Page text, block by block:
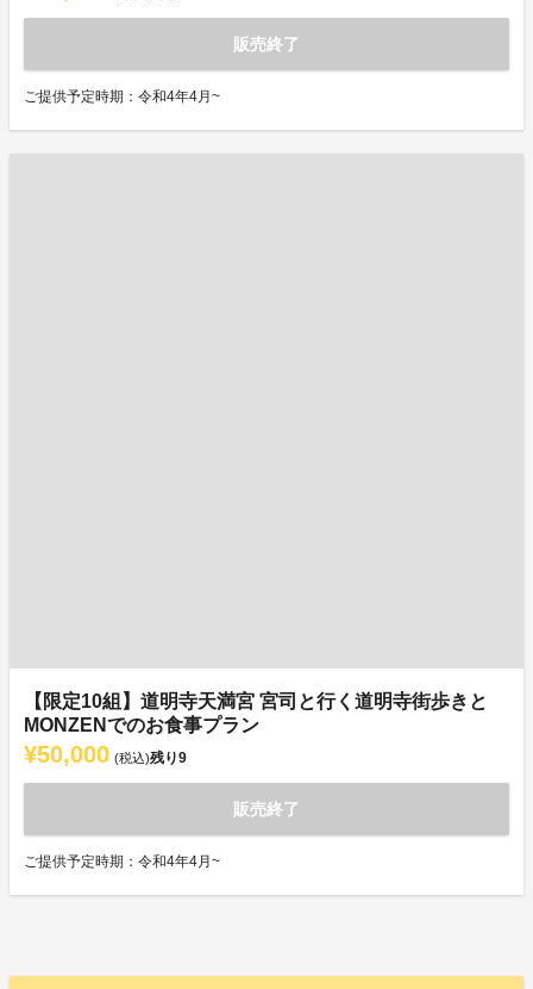
販売終了
ご提供予定時期：令和4年4月~
【限定10組】道明寺天満宮 宮司と行く道明寺街歩きと
MONZENでのお食事プラン
¥50,000 (税込)残り9
販売終了
ご提供予定時期：令和4年4月~